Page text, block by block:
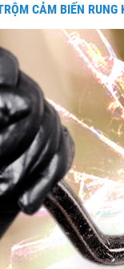
CẢM BIẾN RUNG